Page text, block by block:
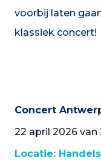
voorbij laten
klassiek concert!
Concert
22 april 2026
Locatie: